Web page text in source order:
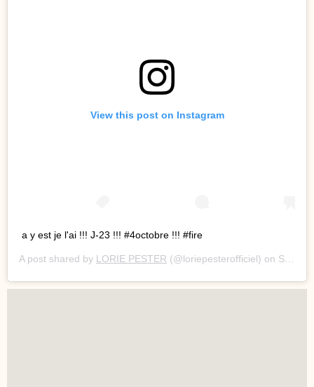
View this post on Instagram
a y est je l'ai !!! J-23 !!! #4octobre !!! #fire
A post shared by LORIE PESTER (@loriepesterofficiel) on Sep 10, 2018 at 9:37am PDT